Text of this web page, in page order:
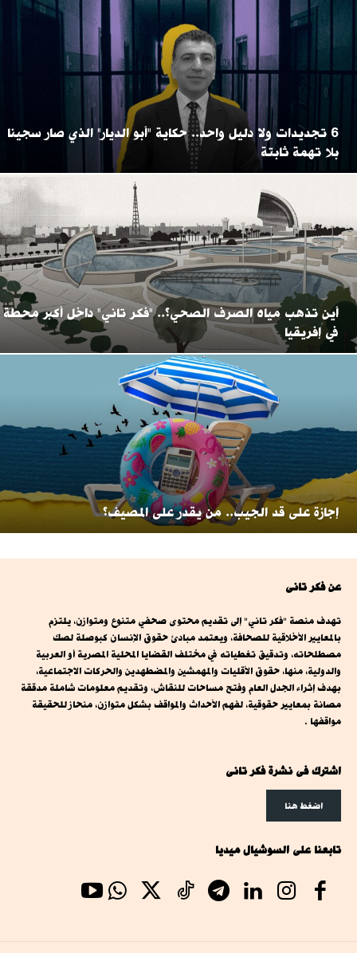
6 تجديدات ولا دليل واحد.. حكاية "أبو الديار" الذي صار سجينا
بلا تهمة ثابتة
أين تذهب مياه الصرف الصحي؟.. "فكر تاني" داخل أكبر محطة
في إفريقيا
إجازة على قد الجيب.. من يقدر على المصيف؟
عن فكر تانى
تهدف منصة "فكر تاني" إلى تقديم محتوى صحفي متنوع ومتوازن، يلتزم
بالمعايير الأخلاقية للصحافة، ويعتمد مبادئ حقوق الإنسان كبوصلة لصك
مصطلحاته، وتدقيق تغطياته في مختلف القضايا المحلية المصرية أو العربية
والدولية، منها، حقوق الأقليات والمهمشين والمضطهدين والحركات الاجتماعية،
بهدف إثراء الجدل العام وفتح مساحات للنقاش، وتقديم معلومات شاملة مدققة
مصانة بمعايير حقوقية، لفهم الأحداث والمواقف بشكل متوازن، منحاز للحقيقة
مواقفها .
اشترك فى نشرة فكر تانى
اضغط هنا
تابعنا على السوشيال ميديا